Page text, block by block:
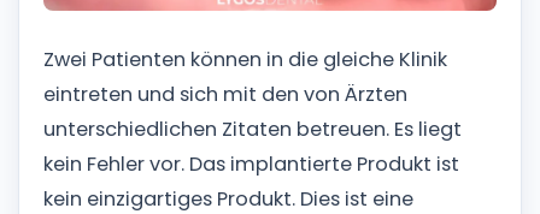
Zwei Patienten können in die gleiche Klinik
eintreten und sich mit den von Ärzten
unterschiedlichen Zitaten betreuen. Es liegt
kein Fehler vor. Das implantierte Produkt ist
kein einzigartiges Produkt. Dies ist eine